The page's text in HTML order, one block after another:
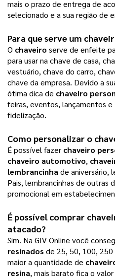
mais o prazo de entrega de
selecionado e a sua região de
Para que serve um
O chaveiro serve de enfeite
para usar na chave de casa,
vestuário, chave do carro,
chave da empresa. Devido a
ótima dica de chaveiro
feiras, eventos, lançamentos
fidelização.
Como personalizar o
É possível fazer chaveiro
chaveiro automotivo,
lembrancinhade aniversário,
Pais, lembrancinhas de outras
promocional em
É possível comprar
atacado?
Sim. Na GIV Online você
resinados de 25, 50, 100, 250
maior a quantidade de
resina, mais barato fica o